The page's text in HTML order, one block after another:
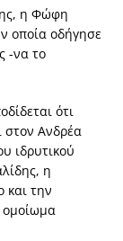
η Φώφη
οποία οδήγησε
-να το
ότι
στον Ανδρέα
ιδρυτικού
η
και την
ομοίωμα